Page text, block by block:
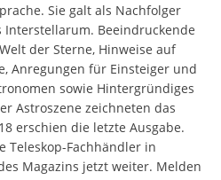
Sie galt als Nachfolger
Beeindruckende
der Sterne, Hinweise auf
Anregungen für Einsteiger und
sowie Hintergründiges
Astroszene zeichneten das
erschien die letzte Ausgabe.
Teleskop-Fachhändler in
Magazins jetzt weiter. Melden